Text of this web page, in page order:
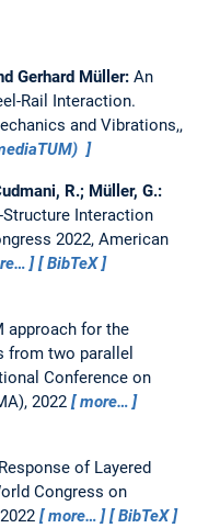
Gerhard Müller: An
Rail Interaction.
and Vibrations,,
R.; Müller, G.:
Interaction
2022, American
BibTeX
approach for the
from two parallel
Conference on
2022
more…
of Layered
Congress on
more… BibTeX